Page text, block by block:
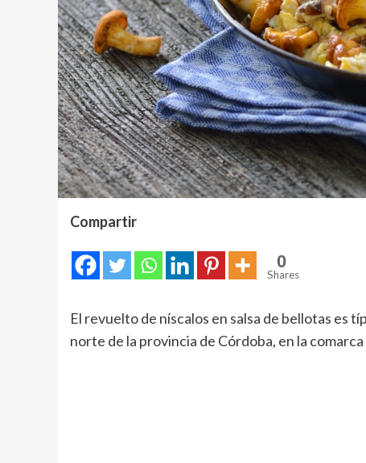
Compartir
0
Shares
El revuelto de níscalos en salsa de bellotas es
norte de la provincia de Córdoba, en la